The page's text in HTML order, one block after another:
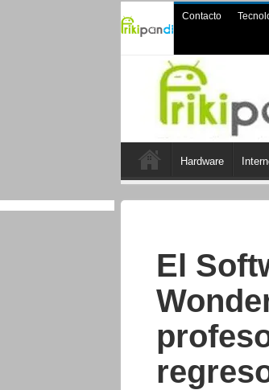
Contacto
Hardware
El